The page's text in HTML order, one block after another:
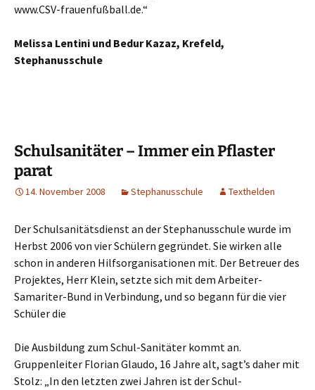
www.CSV-frauenfußball.de.“
Melissa Lentini und Bedur Kazaz, Krefeld,
Stephanusschule
Schulsanitäter – Immer ein Pflaster
parat
14. November 2008 Stephanusschule Texthelden
Der Schulsanitätsdienst an der Stephanusschule wurde im
Herbst 2006 von vier Schülern gegründet. Sie wirken alle
schon in anderen Hilfsorganisationen mit. Der Betreuer des
Projektes, Herr Klein, setzte sich mit dem Arbeiter-
Samariter-Bund in Verbindung, und so begann für die vier
Schüler die
Die Ausbildung zum Schul-Sanitäter kommt an.
Gruppenleiter Florian Glaudo, 16 Jahre alt, sagt’s daher mit
Stolz: „In den letzten zwei Jahren ist der Schul-